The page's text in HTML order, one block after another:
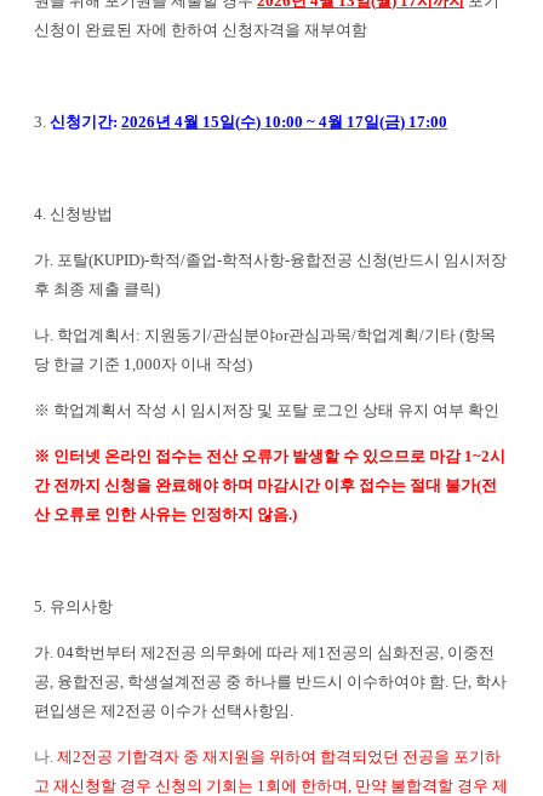
신청이 완료된 자에 한하여 신 청자격을 재부여함
3. 신청기간: 2026년 4월 15일(수) 10:00 ~ 4월 17일(금) 17:00
4. 신청방법
가. 포탈(KUPID)-학적/졸업-학적사항-융합전공 신청(반드시 임시저장
후 최종 제출 클릭)
나. 학업계획서 : 지원동기/관심분야or관심과목/학업계획/기타 (항목
당 한글 기준 1,000자 이내 작성)
※ 학업계획서 작성 시 임시저장 및 포탈 로그인 상태 유지 여부 확인
※ 인터넷 온라인 접수는 전산 오류가 발생할 수 있으므로 마감 1~2시
간 전까지 신청을 완료해야 하며 마감시간 이후 접수는 절대 불가(전
산 오류로 인한 사유는 인정하지 않음.)
5. 유의사항
가. 04학번부터 제2전공 의무화에 따라 제 1전공의 심화전공, 이중전
공, 융합전공, 학생설계전공 중 하나를 반드시 이수하여야 함. 단, 학사
편입생은 제2전공 이수가 선택사항임 .
나. 제2전공 기합격자 중 재지원을 위하여 합격되었던 전공을 포기하
고 재신청할 경우 신청의 기회는 1회에 한하며, 만약 불합격할 경우 제